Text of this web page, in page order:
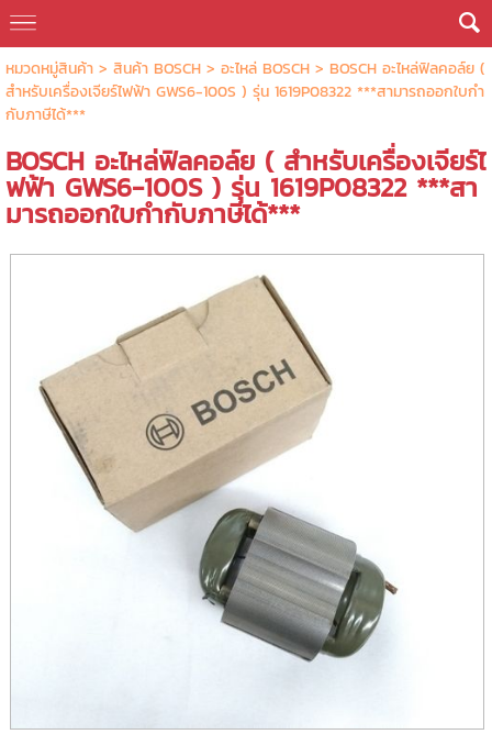
หมวดหมู่สินค้า> สินค้า BOSCH> อะไหล่ BOSCH> BOSCH อะไหล่ฟิลคอล์ย (
สำหรับเครื่องเจียร์ไฟฟ้า GWS6-100S ) รุ่น 1619P08322 ***สามารถออกใบกำ
กับภาษีได้***
BOSCH อะไหล่ฟิลคอล์ย ( สำหรับเครื่องเจียร์ไ
ฟฟ้า GWS6-100S ) รุ่น 1619P08322 ***สา
มารถออกใบกำกับภาษีได้***